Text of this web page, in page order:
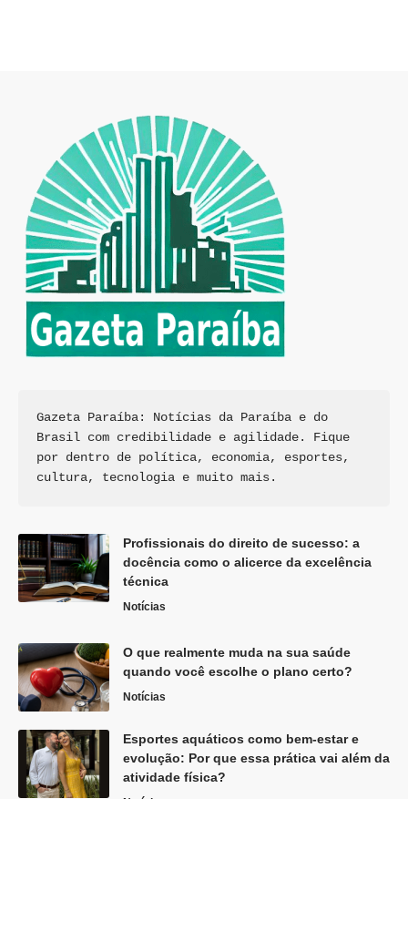
Gazeta Paraíba: Notícias da Paraíba e do
Brasil com credibilidade e agilidade. Fique
por dentro de política, economia, esportes,
cultura, tecnologia e muito mais.
Profissionais do direito de sucesso: a
docência como o alicerce da excelência
técnica
Notícias
O que realmente muda na sua saúde
quando você escolhe o plano certo?
Notícias
Esportes aquáticos como bem-estar e
evolução: Por que essa prática vai além da
atividade física?
Notícias